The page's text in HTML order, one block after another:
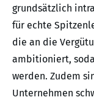
grundsätzlich
für echte
die an die
ambitioniert,
werden. Zudem
Unternehmen